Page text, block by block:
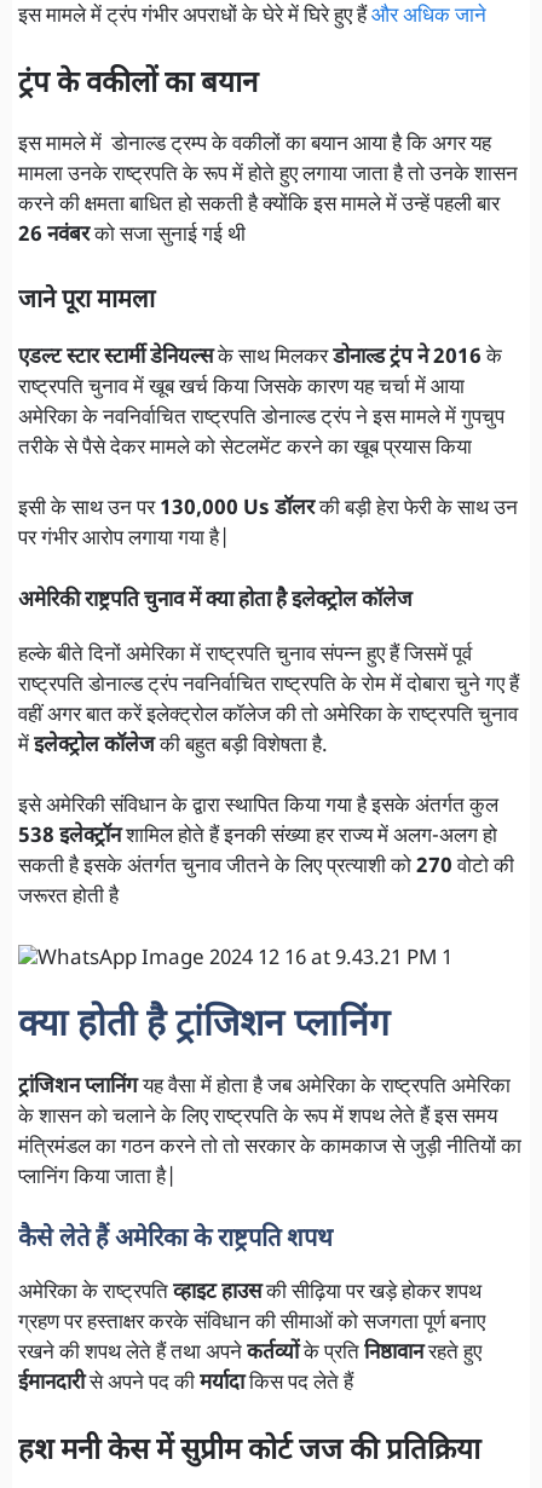
इस मामले में ट्रंप गंभीर अपराधों के घेरे में घिरे हुए हैंऔर अधिक जाने
ट्रंप के वकीलों का बयान
इस मामले में डोनाल्ड ट्रम्प के वकीलों का बयान आया है कि अगर यह
मामला उनके राष्ट्रपति के रूप में होते हुए लगाया जाता है तो उनके शासन
करने की क्षमता बाधित हो सकती है क्योंकि इस मामले में उन्हें पहली बार
26 नवंबरको सजा सुनाई गई थी
जाने पूरा मामला
एडल्ट स्टार स्टार्मी डेनियल्सके साथ मिलकरडोनाल्ड ट्रंप ने 2016के
राष्ट्रपति चुनाव में खूब खर्च किया जिसके कारण यह चर्चा में आया
अमेरिका के नवनिर्वाचित राष्ट्रपति डोनाल्ड ट्रंप ने इस मामले में गुपचुप
तरीके से पैसे देकर मामले को सेटलमेंट करने का खूब प्रयास किया
इसी के साथ उन पर130,000 Us डॉलरकी बड़ी हेरा फेरी के साथ उन
पर गंभीर आरोप लगाया गया है|
अमेरिकी राष्ट्रपति चुनाव में क्या होता है इलेक्ट्रोल कॉलेज
हल्के बीते दिनों अमेरिका में राष्ट्रपति चुनाव संपन्न हुए हैं जिसमें पूर्व
राष्ट्रपति डोनाल्ड ट्रंप नवनिर्वाचित राष्ट्रपति के रोम में दोबारा चुने गए हैं
वहीं अगर बात करें इलेक्ट्रोल कॉलेज की तो अमेरिका के राष्ट्रपति चुनाव
मेंइलेक्ट्रोल कॉलेजकी बहुत बड़ी विशेषता है.
इसे अमेरिकी संविधान के द्वारा स्थापित किया गया है इसके अंतर्गत कुल
538 इलेक्ट्रॉनशामिल होते हैं इनकी संख्या हर राज्य में अलग-अलग हो
सकती है इसके अंतर्गत चुनाव जीतने के लिए प्रत्याशी को270वोटो की
जरूरत होती है
क्या होती है ट्रांजिशन प्लानिंग
ट्रांजिशन प्लानिंगयह वैसा में होता है जब अमेरिका के राष्ट्रपति अमेरिका
के शासन को चलाने के लिए राष्ट्रपति के रूप में शपथ लेते हैं इस समय
मंत्रिमंडल का गठन करने तो तो सरकार के कामकाज से जुड़ी नीतियों का
प्लानिंग किया जाता है|
कैसे लेते हैं अमेरिका के राष्ट्रपति शपथ
अमेरिका के राष्ट्रपतिव्हाइट हाउसकी सीढ़िया पर खड़े होकर शपथ
ग्रहण पर हस्ताक्षर करके संविधान की सीमाओं को सजगता पूर्ण बनाए
रखने की शपथ लेते हैं तथा अपनेकर्तव्योंके प्रतिनिष्ठावानरहते हुए
ईमानदारीसे अपने पद कीमर्यादाकिस पद लेते हैं
हश मनी केस में सुप्रीम कोर्ट जज की प्रतिक्रिया